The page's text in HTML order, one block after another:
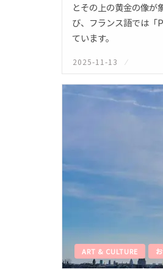
とその上の黄金の像が
び、フランス語では
ています。
投
稿
日:
2025-11-13
ART & CULTURE